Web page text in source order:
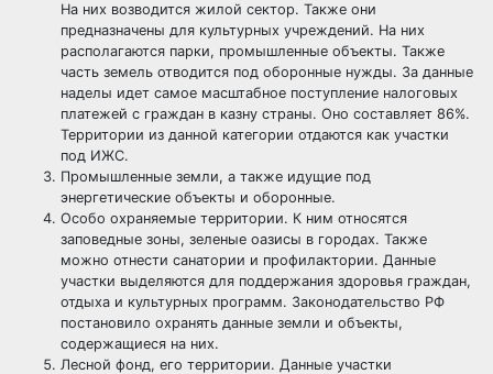
На них возводится жилой сектор. Также они
предназначены для культурных учреждений. На них
располагаются парки, промышленные объекты. Также
часть земель отводится под оборонные нужды. За данные
наделы идет самое масштабное поступление налоговых
платежей с граждан в казну страны. Оно составляет 86%.
Территории из данной категории отдаются как участки
под ИЖС.
Промышленные земли, а также идущие под
энергетические объекты и оборонные.
Особо охраняемые территории. К ним относятся
заповедные зоны, зеленые оазисы в городах. Также
можно отнести санатории и профилактории. Данные
участки выделяются для поддержания здоровья граждан,
отдыха и культурных программ. Законодательство РФ
постановило охранять данные земли и объекты,
содержащиеся на них.
Лесной фонд, его территории. Данные участки